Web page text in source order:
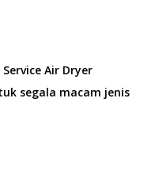
Air Dryer
segala macam jenis